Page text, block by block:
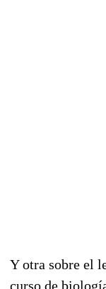
Y otra sobre el
curso de